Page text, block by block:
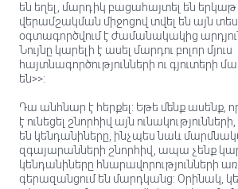
են եղել, մարդիկ բացահայտել են
վերամշակման միջոցով տվել են այն
օգտագործվում է ժամանակակից
Նույնը կարելի է ասել մարդու բոլոր մյուս
հայտնագործությունների ու գյուտերի
են>>:
Դա անհնար է հերքել: Եթե մենք ասենք,
է ունեցել շնորհիվ այն
են կենդանիները, ինչպես նաև
զգայարանների շնորհիվ, ապա չենք
կենդանիները հնարավորությունների
գերազանցում են մարդկանց: Օրինակ,